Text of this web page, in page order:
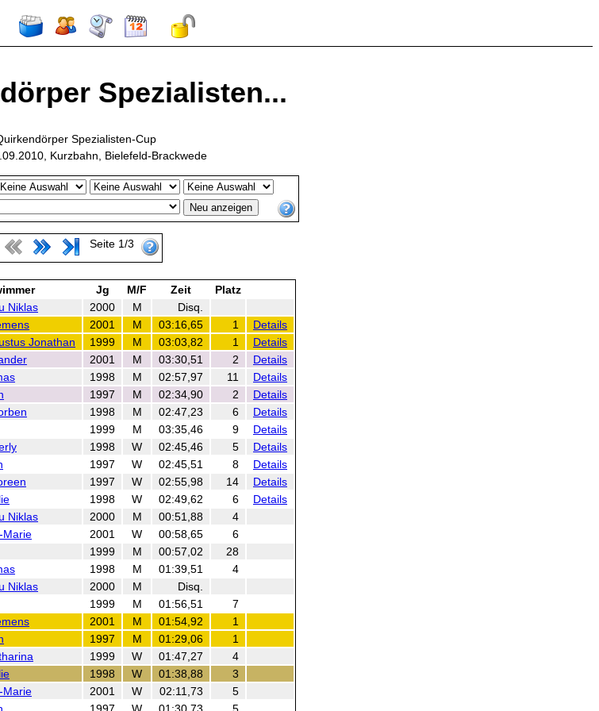
Spezialisten...
Spezialisten-Cup
Kurzbahn, Bielefeld-Brackwede
Seite 1/3
Jg M/F Zeit
Platz
Niklas 2000 M
Disq.
2001 M 03:16,65 1
Details
Jonathan 1999 M 03:03,82 1
Details
2001 M 03:30,51 2
Details
1998 M 02:57,97 11
Details
1997 M 02:34,90 2
Details
1998 M 02:47,23 6
Details
1999 M 03:35,46 9
Details
1998 W 02:45,46 5
Details
1997 W 02:45,51 8
Details
1997 W 02:55,98 14
Details
1998 W 02:49,62 6
Details
Niklas 2000 M 00:51,88
4
Marie 2001 W 00:58,65
6
1999 M 00:57,02
28
1998 M 01:39,51
4
Niklas 2000 M
Disq.
1999 M 01:56,51
7
2001 M 01:54,92
1
1997 M 01:29,06
1
1999 W 01:47,27
4
1998 W 01:38,88
3
Marie 2001 W 02:11,73
5